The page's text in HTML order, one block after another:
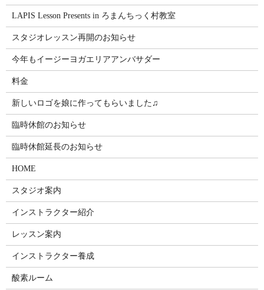
LAPIS Lesson Presents in ろまんちっく村教室
スタジオレッスン再開のお知らせ
今年もイージーヨガエリアアンバサダー
料金
新しいロゴを娘に作ってもらいました♫
臨時休館のお知らせ
臨時休館延長のお知らせ
HOME
スタジオ案内
インストラクター紹介
レッスン案内
インストラクター養成
酸素ルーム